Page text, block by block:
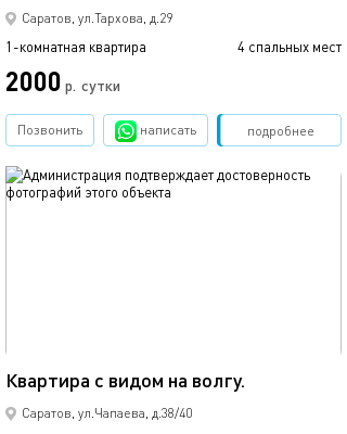
Саратов, ул.Тархова, д.29
1-комнатная квартира 4 спальных мест
2000 р. сутки
подробнее
Позвонить написать Забронировать
Квартира с видом на волгу.
Саратов, ул.Чапаева, д.38/40
обновлено 03.04.2020